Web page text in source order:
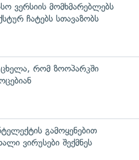
ვერსიის მომხმარებლებს
ჩატებს სთავაზობს
ცხელა, რომ ზოოპარკში
გამოყენებით
ვირუსები შექმნეს